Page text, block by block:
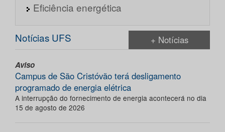
Eficiência energética
Notícias UFS + Notícias
Aviso
Campus de São Cristóvão terá desligamento
programado de energia elétrica
A interrupção do fornecimento de energia acontecerá no dia
15 de agosto de 2026